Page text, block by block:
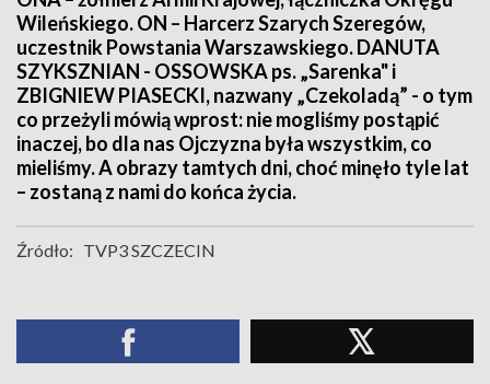
Wileńskiego. ON – Harcerz Szarych Szeregów,
uczestnik Powstania Warszawskiego. DANUTA
SZYKSZNIAN - OSSOWSKA ps. „Sarenka" i
ZBIGNIEW PIASECKI, nazwany „Czekoladą” - o tym
co przeżyli mówią wprost: nie mogliśmy postąpić
inaczej, bo dla nas Ojczyzna była wszystkim, co
mieliśmy. A obrazy tamtych dni, choć minęło tyle lat
– zostaną z nami do końca życia.
Źródło: TVP3 SZCZECIN